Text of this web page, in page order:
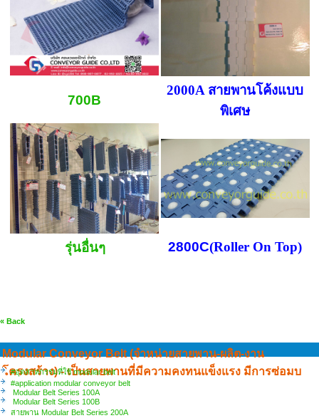
700B
2000A สายพานโค้งแบบ
พิเศษ
รุ่นอื่นๆ 2800C(Roller On Top)
« Back
Modular Conveyor Belt (จำหน่ายสายพาน-ผลิต-งาน
โครงสร้าง) - เป็นสายพานที่มีความคงทนแข็งแรง มีการซ่อมบ
#อุตสาหกรรมที่ใช้ modular belt
#application modular conveyor belt
Modular Belt Series 100A
Modular Belt Series 100B
สายพาน Modular Belt Series 200A